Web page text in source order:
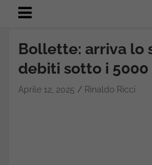
Trading.it
Bollette: arriva lo
debiti sotto i 5000
Aprile 12, 2025 Rinaldo Ricci